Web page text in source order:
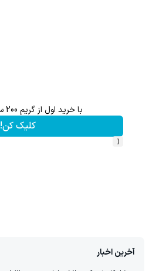
با خرید اول از گریم 200 سوت هدیه بگیر
کلیک کن!
‹
آخرین اخبار